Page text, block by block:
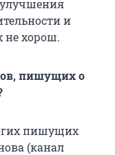
и
не хорош.
пишущих о
пишущих
(канал